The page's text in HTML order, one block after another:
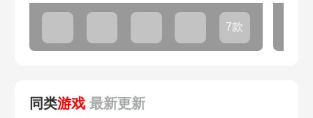
7款
同类游戏 最新更新